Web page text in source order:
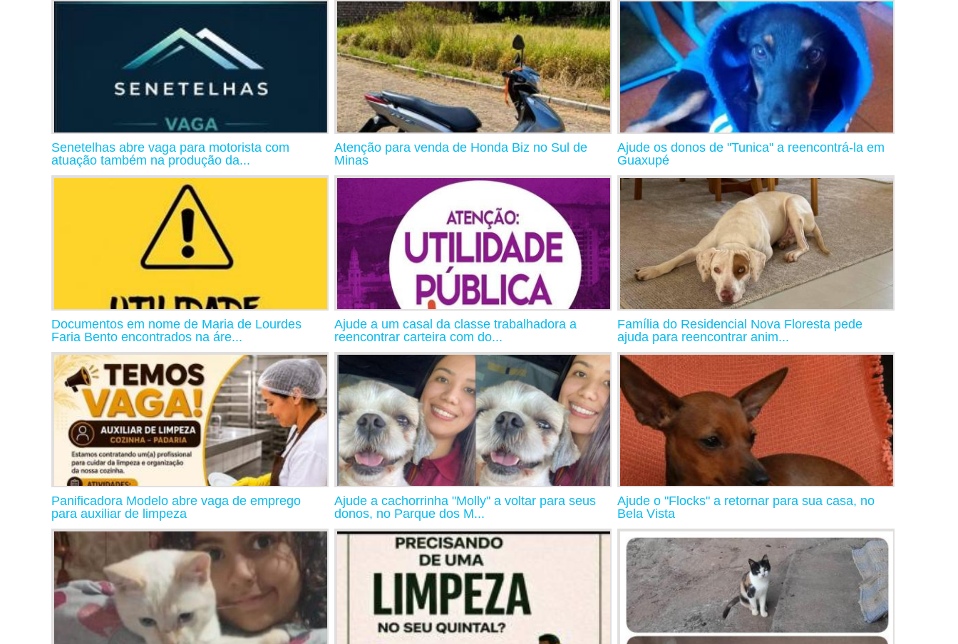
Senetelhas abre vaga para motorista com
atuação também na produção da...
Atenção para venda de Honda Biz no Sul de
Minas
Ajude os donos de "Tunica" a reencontrá-la em
Guaxupé
Documentos em nome de Maria de Lourdes
Faria Bento encontrados na áre...
Ajude a um casal da classe trabalhadora a
reencontrar carteira com do...
Família do Residencial Nova Floresta pede
ajuda para reencontrar anim...
Panificadora Modelo abre vaga de emprego
para auxiliar de limpeza
Ajude a cachorrinha "Molly" a voltar para seus
donos, no Parque dos M...
Ajude o "Flocks" a retornar para sua casa, no
Bela Vista